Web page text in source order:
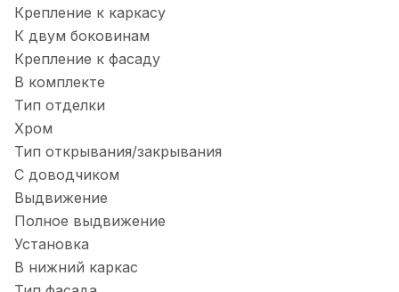
Крепление к каркасу
К двум боковинам
Крепление к фасаду
В комплекте
Тип отделки
Хром
Тип открывания/закрывания
С доводчиком
Выдвижение
Полное выдвижение
Установка
В нижний каркас